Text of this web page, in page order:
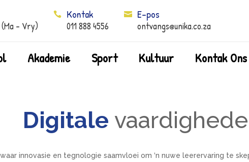
– Vry)
 Kontak
011 888 4556
 E-pos
ontvangs@unika.co.za
Akademie Sport Kultuur Kontak Ons
Digitale vaardighede
innovasie en tegnologie saamvloei om ‘n nuwe leerervaring te